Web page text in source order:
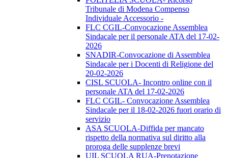
Tribunale di Modena Compenso
Individuale Accessorio -
FLC CGIL-Convocazione Assemblea
Sindacale per il personale ATA del 17-02-
2026
SNADIR-Convocazione di Assemblea
Sindacale per i Docenti di Religione del
20-02-2026
CISL SCUOLA- Incontro online con il
personale ATA del 17-02-2026
FLC CGIL- Convocazione Assemblea
Sindacale per il 18-02-2026 fuori orario di
servizio
ASA SCUOLA-Diffida per mancato
rispetto della normativa sul diritto alla
proroga delle supplenze brevi
UIL SCUOLA RUA-Prenotazione